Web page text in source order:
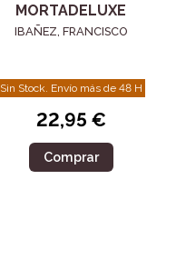
MORTADELUXE
IBAÑEZ, FRANCISCO
Sin Stock. Envío más de 48 H
22,95 €
Comprar